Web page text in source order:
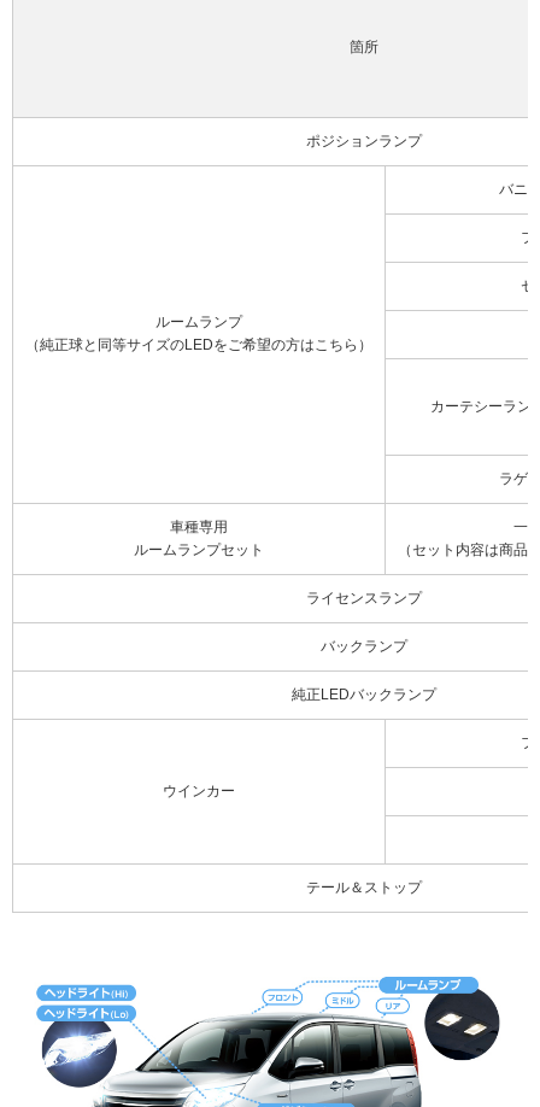
箇所
ポジションランプ
ルームランプ
（純正球と同等サイズのLEDをご希望の方はこちら）
バニ
フ
セ
カーテシーラン
ラゲ
車種専用
ルームランプセット
一
（セット内容は商品
ライセンスランプ
バックランプ
純正LEDバックランプ
ウインカー
フ
テール＆ストップ